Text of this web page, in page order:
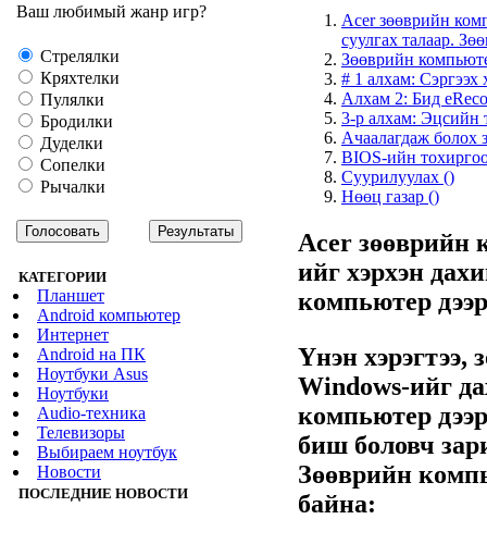
Ваш любимый жанр игр?
Стрелялки
Кряхтелки
Пулялки
Бродилки
Дуделки
Сопелки
Рычалки
КАТЕГОРИИ
Планшет
Android компьютер
Интернет
Android на ПК
Ноутбуки Asus
Ноутбуки
Audiо-техника
Телевизоры
Выбираем ноутбук
Новости
ПОСЛЕДНИЕ НОВОСТИ
Acer зөөврийн
суулгах талаар.
Зөөврийн
# 1 алхам: Сэргээх
Алхам 2: Бид
3-р алхам: Эцсийн
Ачаалагдаж болох
BIOS-ийн
Суурилуулах ()
Нөөц газар ()
Acer зөөврийн
ийг хэрхэн
компьютер
Үнэн хэрэгтээ,
Windows-ийг
компьютер
биш боловч
Зөөврийн
байна: